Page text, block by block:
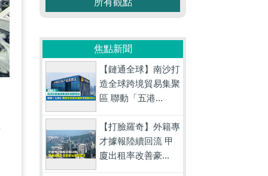
所有觀點
焦點新聞
【鏈通全球】南沙打
造全球跨境貿易集聚
區 聯動「五港...
【打臉羅奇】外籍專
才據報陸續回流 甲
廈出租率改善豪...